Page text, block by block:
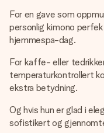
For en gave som
personlig kimono
hjemmespa-dag.
For kaffe- eller
temperaturkontrollert
ekstra betydning.
Og hvis hun er glad i
sofistikert og